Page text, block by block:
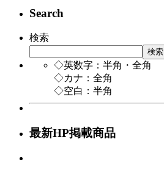
Search
検索
検索
◇英数字：半角・全角
◇カナ：全角
◇空白：半角
最新HP掲載商品